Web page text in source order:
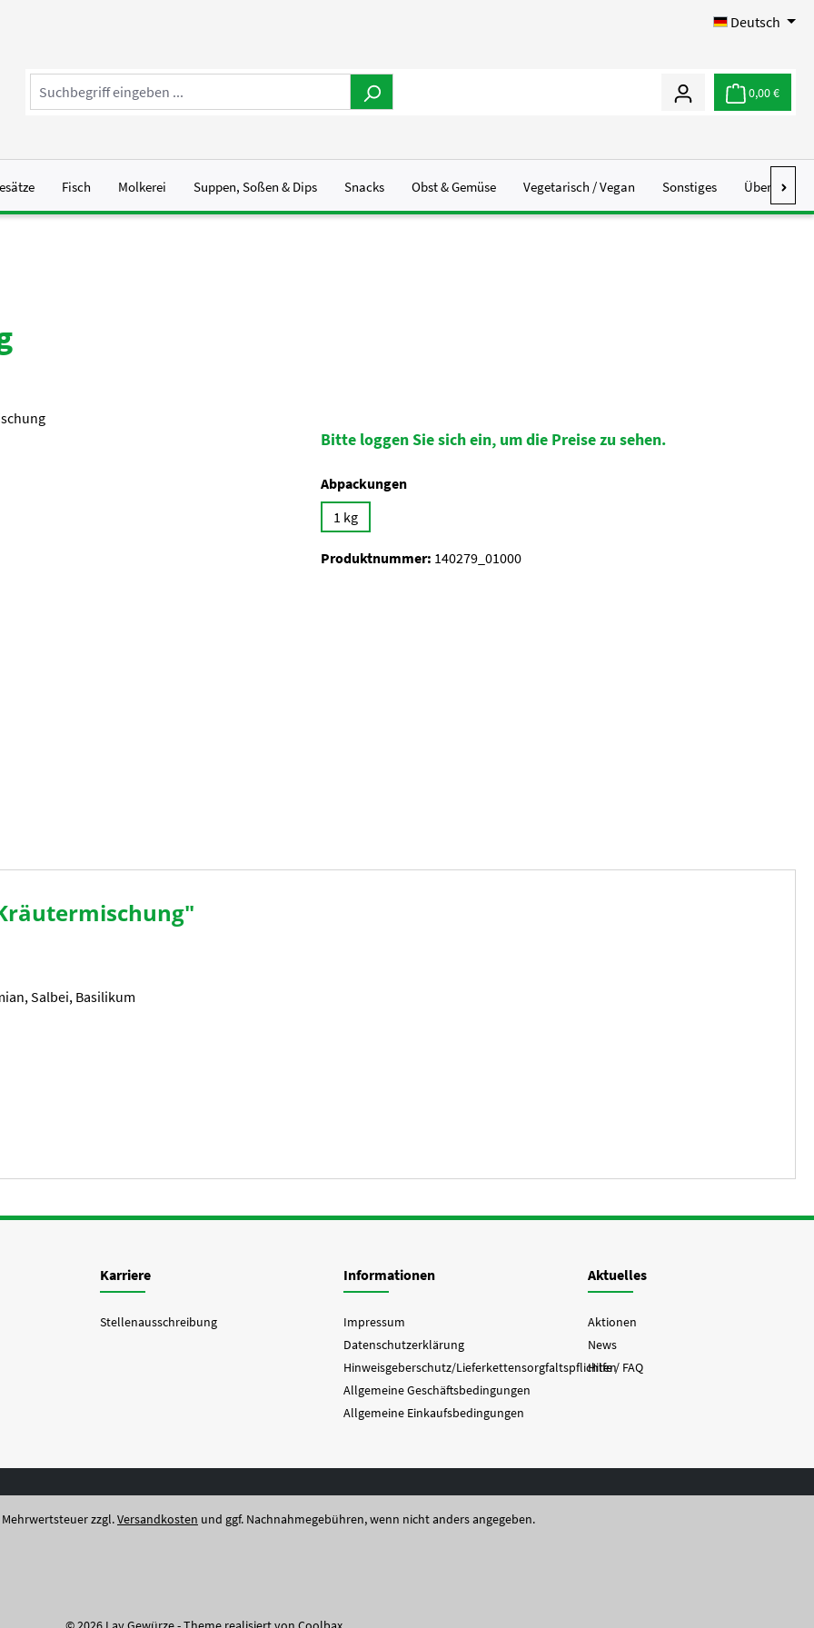
Deutsch
0,00 €
Fisch Molkerei Suppen, Soßen & Dips Snacks Obst & Gemüse Vegetarisch / Vegan Sonstiges Über Uns
Bitte loggen Sie sich ein, um die Preise zu sehen.
Abpackungenauswählen
1 kg
Produktnummer: 140279_01000
Salbei, Basilikum
Karriere
Stellenausschreibung
Informationen
Impressum
Datenschutzerklärung
Hinweisgeberschutz/Lieferkettensorgfaltspflichten
Allgemeine Geschäftsbedingungen
Allgemeine Einkaufsbedingungen
Aktuelles
Aktionen
News
Hilfe / FAQ
zzgl.Versandkosten und ggf. Nachnahmegebühren, wenn nicht anders angegeben.